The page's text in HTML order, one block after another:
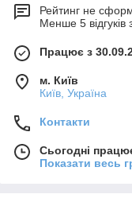
Рейтинг не
Менше 5 відгуків
Працює з
м. Київ
Київ, Україна
Контакти
Сьогодні
Показати весь